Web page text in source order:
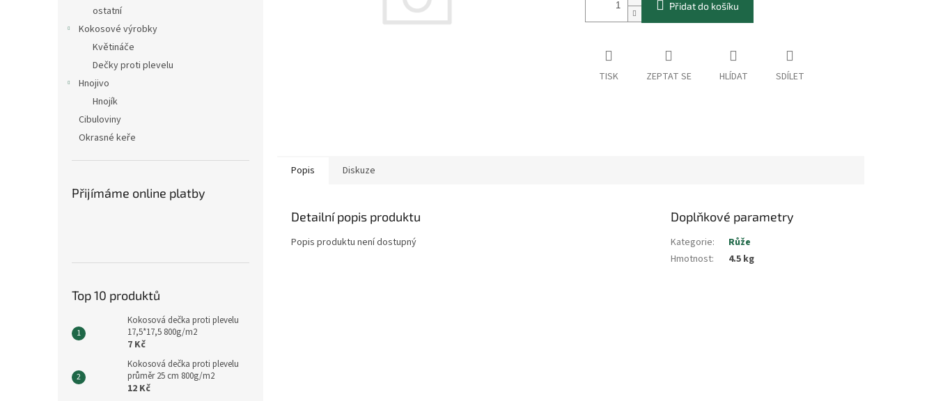
ostatní
Kokosové výrobky
Květináče
Dečky proti plevelu
Hnojivo
Hnojík
Cibuloviny
Okrasné keře
Přijímáme online platby
Top 10 produktů
Kokosová dečka proti plevelu
17,5*17,5 800g/m2
7 Kč
Kokosová dečka proti plevelu
průměr 25 cm 800g/m2
12 Kč
Přidat do košíku
TISK ZEPTAT SE HLÍDAT SDÍLET
Popis Diskuze
Detailní popis produktu
Popis produktu není dostupný
Doplňkové parametry
Kategorie:
Růže
Hmotnost: 4.5 kg